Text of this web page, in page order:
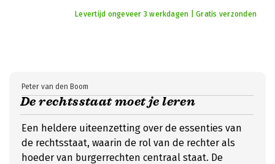
Levertijd ongeveer 3 werkdagen | Gratis verzonden
De rechtsstaat moet je leren
Peter van den Boom
Een heldere uiteenzetting over de essenties van
de rechtsstaat, waarin de rol van de rechter als
hoeder van burgerrechten centraal staat. De